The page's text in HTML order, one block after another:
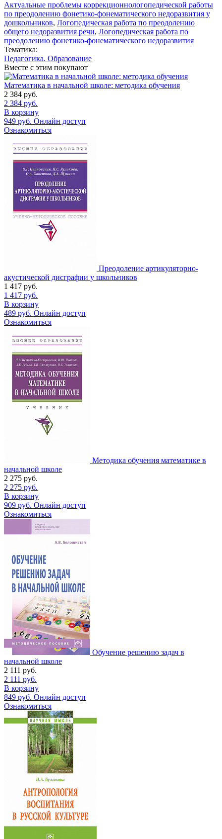
Актуальные проблемы коррекционнологопедической работы
по преодолению фонетико-фонематического недоразвития у
дошкольников, Логопедическая работа по преодолению
общего недоразвития речи, Логопедическая работа по
преодолению фонетико-фонематического недоразвития
Тематика:
Педагогика. Образование
Вместе с этим покупают
Математика в начальной школе: методика обучения
2 384 руб.
2 384 руб.
В корзину
949 руб. Онлайн доступ
Ознакомиться
Преодоление артикуляторно-
акустической дисграфии у школьников
1 417 руб.
1 417 руб.
В корзину
489 руб. Онлайн доступ
Ознакомиться
Методика обучения математике в
начальной школе
2 275 руб.
2 275 руб.
В корзину
909 руб. Онлайн доступ
Ознакомиться
Обучение решению задач в
начальной школе
2 111 руб.
2 111 руб.
В корзину
849 руб. Онлайн доступ
Ознакомиться